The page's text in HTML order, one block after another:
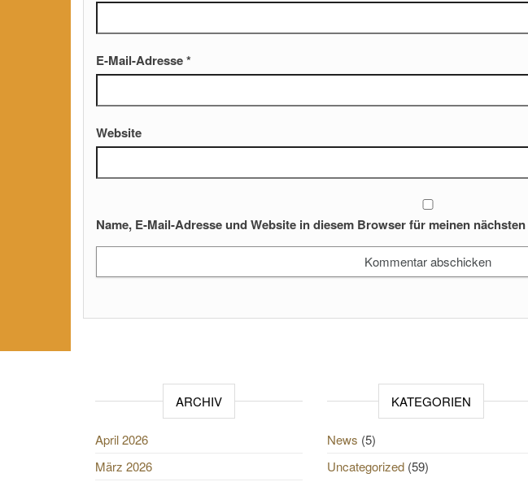
E-Mail-Adresse*
Website
Name, E-Mail-Adresse und Website in diesem Browser für meinen
ARCHIV
April 2026
März 2026
KATEGORIEN
News (5)
Uncategorized (59)